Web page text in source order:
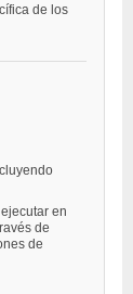
de los
en
de
de